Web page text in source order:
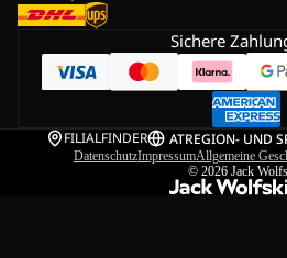
Sichere
FILIALFINDER ATREGION- UND
DatenschutzImpressumAllgemeine
© 2026 Jack